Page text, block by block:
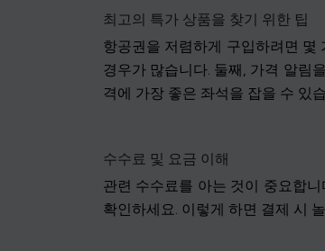
최고의 특가 상품을 찾기 위한 팁
항공권을 저렴하게 구입하려면 몇
경우가 많습니다. 둘째, 가격 알림
격에 가장 좋은 좌석을 잡을 수 있
수수료 및 요금 이해
관련 수수료를 아는 것이 중요합
확인하세요. 이렇게 하면 결제 시